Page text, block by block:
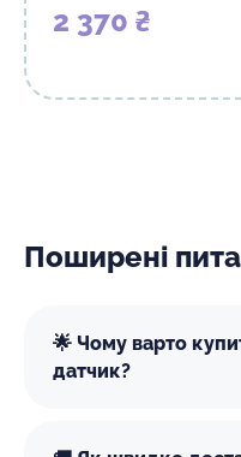
2 370 ₴
Поширені
🌟 Чому варто
датчик?